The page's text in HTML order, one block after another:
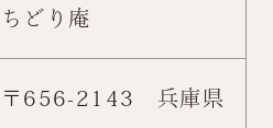
ちどり庵
〒656-2143 兵庫県